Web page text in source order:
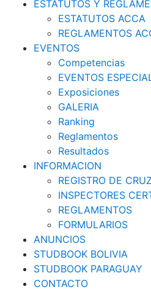
ESTATUTOS Y
ESTATUTOS ACCA
REGLAMENTOS
EVENTOS
Competencias
EVENTOS
Exposiciones
GALERIA
Ranking
Reglamentos
Resultados
INFORMACION
REGISTRO DE
INSPECTORES
REGLAMENTOS
FORMULARIOS
ANUNCIOS
STUDBOOK BOLIVIA
STUDBOOK PARAGUAY
CONTACTO